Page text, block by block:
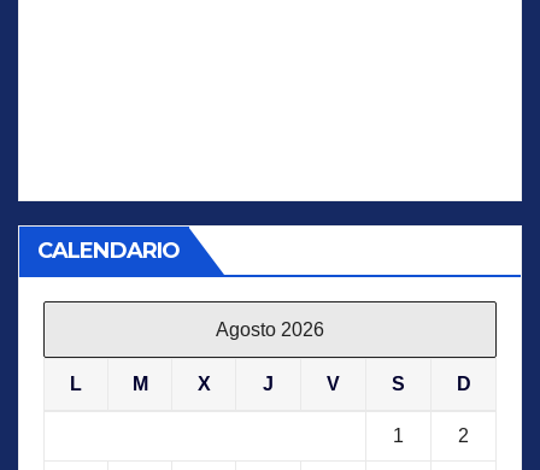
CALENDARIO
Agosto 2026
L M X J V S D
1 2